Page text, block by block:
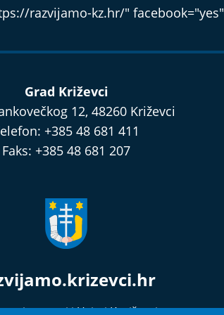
razvijamo-kz.hr/"
Grad Križevci
12, 48260 Križevci
+385 48 681 411
Faks: +385 48 681 207
o privatnosti i Uvjeti Korištenja